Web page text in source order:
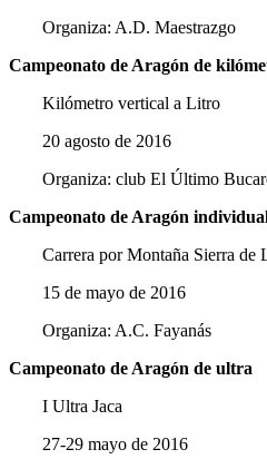
Organiza: A.D. Maestrazgo
Campeonato de Aragón de
Kilómetro vertical a Litro
20 agosto de 2016
Organiza: club El Último
Campeonato de Aragón
Carrera por Montaña Sierra de
15 de mayo de 2016
Organiza: A.C. Fayanás
Campeonato de Aragón de ultra
I Ultra Jaca
27-29 mayo de 2016